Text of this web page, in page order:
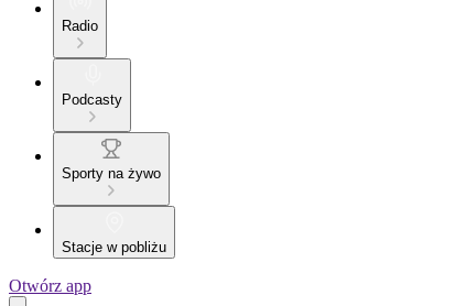
Radio
Podcasty
Sporty na żywo
Stacje w pobliżu
Otwórz app